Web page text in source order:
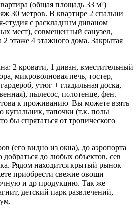
(общая площадь 33 м²)
30 метров. В квартире 2 спальни
студия с раскладным диваном
мест), совмещенный санузел,
этаже 4 этажного дома. Закрытая
2 кровати, 1 диван, вместительный
микроволновая печь, тостер,
утюг + гладильная доска,
пылесос, полотенце, фен.
к проживанию. Вы можете взять
купальник, тапочки (т.к. полы
бы спрятаться от тропического
(его видно из окна), до аэропорта
до любых объектов, сев
Рядом находится крытый рынок
приобрести свежие овощи
и др продукцию. Так же
детский парк развлечений,